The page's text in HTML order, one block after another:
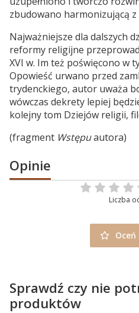
zbudowano harmonizującą z
Najważniejsze dla dalszych
reformy religijne
XVI w. Im też poświęcono w
Opowieść urwano przed
trydenckiego, autor uważa
wówczas dekrety lepiej
kolejny tom Dziejów religii,
(fragment Wstępuautora)
Opinie
Liczba
Sprawdź czy nie
produktów